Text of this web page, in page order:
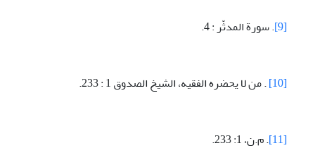
[9] . سورة المدثّر : 4.
[10] . من لا يحضره الفقيه، الشيخ الصدوق 1 : 233.
[11] . م.ن، 1: 233.